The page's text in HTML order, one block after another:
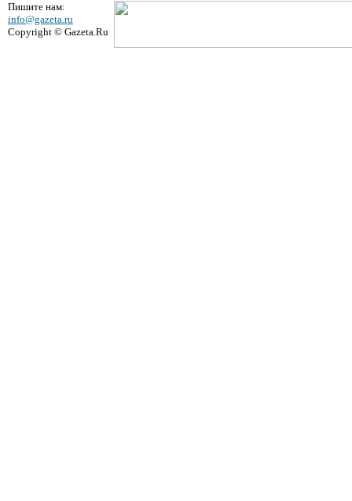
Пишите нам:
info@gazeta.ru
Copyright © Gazeta.Ru